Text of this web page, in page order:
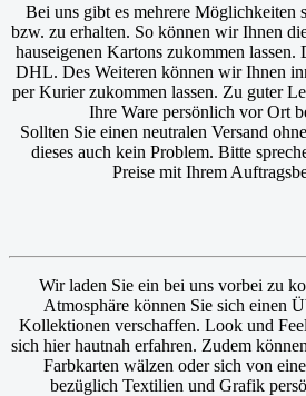
Bei uns gibt es mehrere Möglichkeiten
bzw. zu erhalten. So können wir Ihnen
hauseigenen Kartons zukommen lassen.
DHL. Des Weiteren können wir Ihnen
per Kurier zukommen lassen. Zu guter
Ihre Ware persönlich vor Ort
Sollten Sie einen neutralen Versand
dieses auch kein Problem. Bitte
Preise mit Ihrem
Wir laden Sie ein bei uns vorbei zu
Atmosphäre können Sie sich einen
Kollektionen verschaffen. Look und
sich hier hautnah erfahren. Zudem
Farbkarten wälzen oder sich von
bezüglich Textilien und Grafik